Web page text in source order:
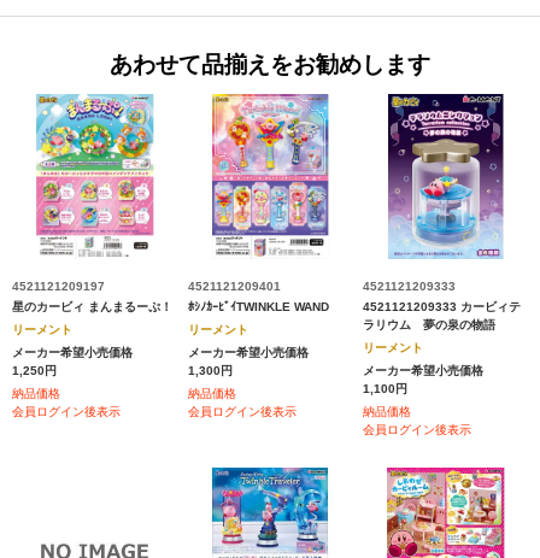
あわせて品揃えをお勧めします
4521121209197
星のカービィ まんまるーぷ！
リーメント
メーカー希望小売価格
1,250円
納品価格
会員ログイン後表示
4521121209401
ﾎｼﾉｶｰﾋﾞｲTWINKLE WAND
リーメント
メーカー希望小売価格
1,300円
納品価格
会員ログイン後表示
4521121209333
4521121209333 カービィテ
ラリウム 夢の泉の物語
リーメント
メーカー希望小売価格
1,100円
納品価格
会員ログイン後表示